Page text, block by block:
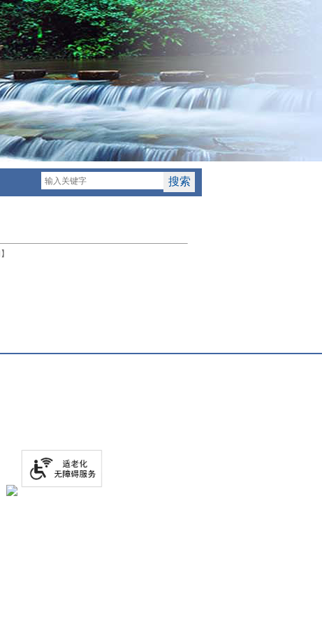
】